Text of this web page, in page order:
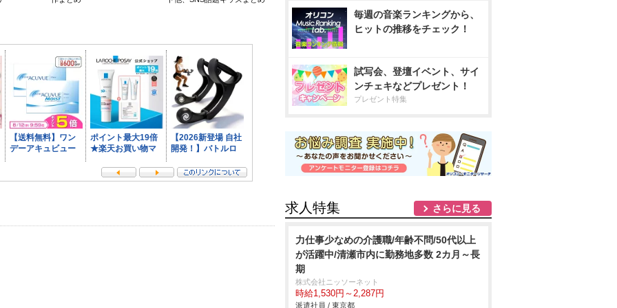
毎週の音楽ランキングから、
ヒットの推移をチェック！
試写会、登壇イベント、サイ
ンチェキなどプレゼント！
プレゼント特集
求人特集 さらに見る
力仕事少なめの介護職/年齢不問/50代以上
が活躍中/清瀬市内に勤務地多数 2カ月～長
期
株式会社ニッソーネット
時給1,530円～2,287円
派遣社員 / 東京都